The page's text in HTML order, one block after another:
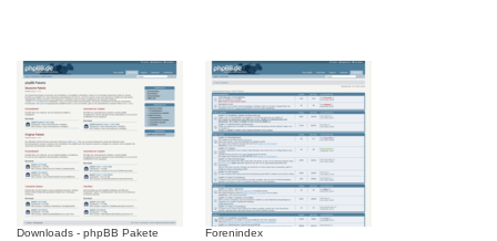
Downloads - phpBB Pakete Forenindex